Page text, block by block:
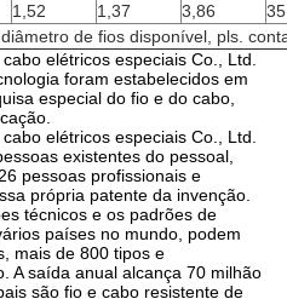
1,52 1,37 3,86
de fios disponível, pls.
elétricos especiais Co., Ltd.
foram estabelecidos em
especial do fio e do cabo,
elétricos especiais Co., Ltd.
existentes do pessoal,
pessoas profissionais e
própria patente da invenção.
técnicos e os padrões de
países no mundo, podem
mais de 800 tipos e
A saída anual alcança 70 milhão
são fio e cabo resistente de